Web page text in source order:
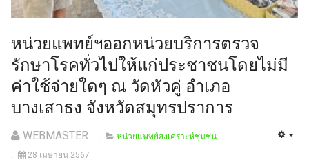
หน่วยแพทย์ฯออกหน่วยบริการตรวจ
รักษาโรคทั่วไปให้แก่ประชาชนโดยไม่มี
ค่าใช้จ่ายใดๆ ณ วัดหัวคู่ อำเภอ
บางเสาธง จังหวัดสมุทรปราการ
WEBMASTER
หน่วยแพทย์สงเคราะห์ชุมชน
28 เมษายน 2567